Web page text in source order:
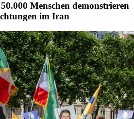
Menschen demonstrieren
im Iran